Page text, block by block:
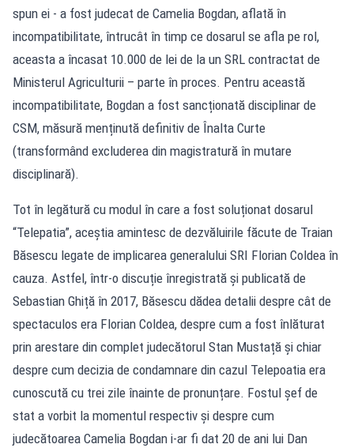
spun ei - a fost judecat de Camelia Bogdan, aflată în
incompatibilitate, întrucât în timp ce dosarul se afla pe rol,
aceasta a încasat 10.000 de lei de la un SRL contractat de
Ministerul Agriculturii – parte în proces. Pentru această
incompatibilitate, Bogdan a fost sancționată disciplinar de
CSM, măsură menținută definitiv de Înalta Curte
(transformând excluderea din magistratură în mutare
disciplinară).
Tot în legătură cu modul în care a fost soluționat dosarul
“Telepatia”, aceștia amintesc de dezvăluirile făcute de Traian
Băsescu legate de implicarea generalului SRI Florian Coldea în
cauza. Astfel, într-o discuție înregistrată și publicată de
Sebastian Ghiță în 2017, Băsescu dădea detalii despre cât de
spectaculos era Florian Coldea, despre cum a fost înlăturat
prin arestare din complet judecătorul Stan Mustață și chiar
despre cum decizia de condamnare din cazul Telepoatia era
cunoscută cu trei zile înainte de pronunțare. Fostul șef de
stat a vorbit la momentul respectiv și despre cum
judecătoarea Camelia Bogdan i-ar fi dat 20 de ani lui Dan